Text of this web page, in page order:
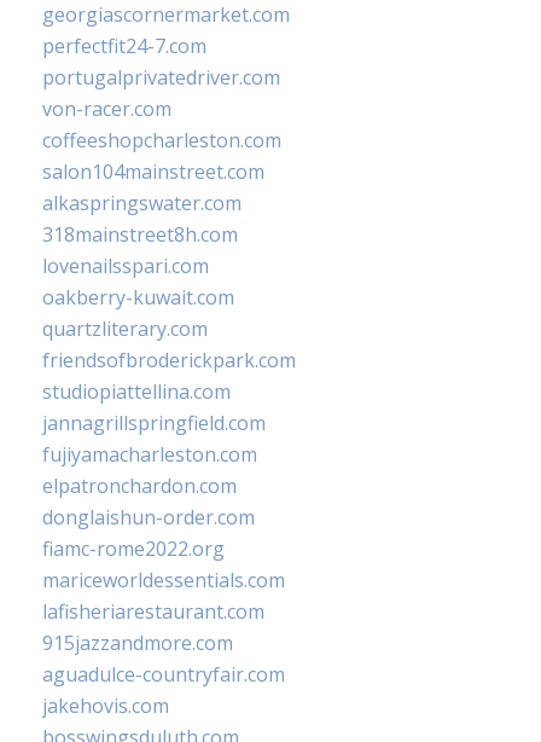
georgiascornermarket.com
perfectfit24-7.com
portugalprivatedriver.com
von-racer.com
coffeeshopcharleston.com
salon104mainstreet.com
alkaspringswater.com
318mainstreet8h.com
lovenailsspari.com
oakberry-kuwait.com
quartzliterary.com
friendsofbroderickpark.com
studiopiattellina.com
jannagrillspringfield.com
fujiyamacharleston.com
elpatronchardon.com
donglaishun-order.com
fiamc-rome2022.org
mariceworldessentials.com
lafisheriarestaurant.com
915jazzandmore.com
aguadulce-countryfair.com
jakehovis.com